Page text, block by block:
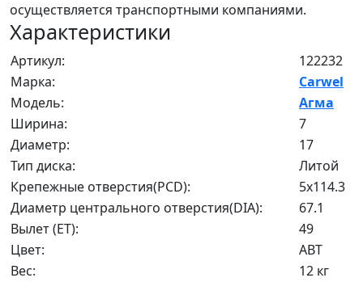
осуществляется транспортными компаниями.
Характеристики
Артикул:
122232
Марка:
Carwel
Модель:
Агма
Ширина:
7
Диаметр:
17
Тип диска:
Литой
Крепежные отверстия(PCD):
5x114.3
Диаметр центрального отверстия(DIA):
67.1
Вылет (ET):
49
Цвет:
ABT
Вес:
12 кг